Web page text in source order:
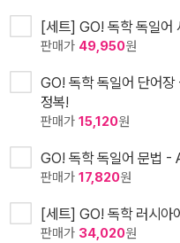
[세트] GO! 독학 독일어
판매가 49,950원
GO! 독학 독일어 단어장
정복!
판매가 15,120원
GO! 독학 독일어 문법 -
판매가 17,820원
[세트] GO! 독학 러시아
판매가 34,020원